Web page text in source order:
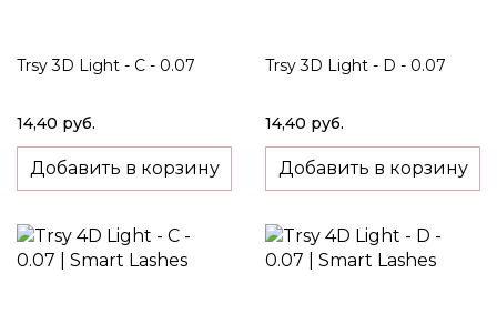
Trsy 3D Light - C - 0.07
14,40 руб.
Добавить в корзину
Trsy 3D Light - D - 0.07
14,40 руб.
Добавить в корзину